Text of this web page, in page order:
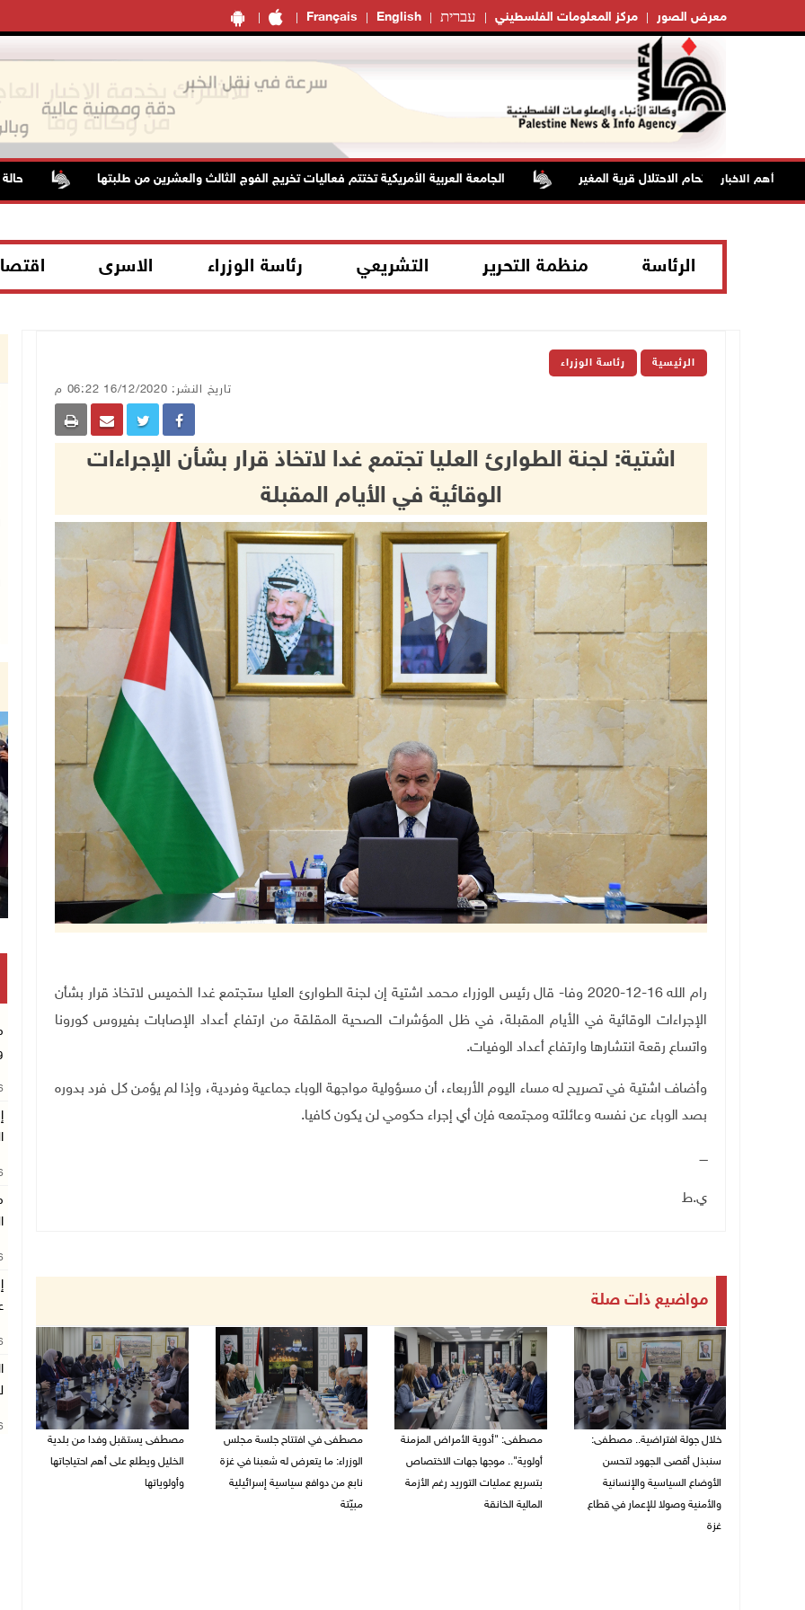
Français English עברית مركز المعلومات الفلسطيني معرض الصور
أهم الاخبار
خلال اقتحام الاحتلال قرية المغير الجامعة العربية الأمريكية تختتم فعاليات تخريج الفوج الثالث والعشرين من طلبتها حالة
الرئاسة منظمة التحرير التشريعي رئاسة الوزراء الاسرى
الرئيسية رئاسة الوزراء
تاريخ النشر: 16/12/2020 06:22 م
اشتية: لجنة الطوارئ العليا تجتمع غدا لاتخاذ قرار بشأن الإجراءات
الوقائية في الأيام المقبلة
رام الله 16-12-2020 وفا- قال رئيس الوزراء محمد اشتية إن لجنة الطوارئ العليا ستجتمع غدا الخميس لاتخاذ قرار بشأن
الإجراءات الوقائية في الأيام المقبلة، في ظل المؤشرات الصحية المقلقة من ارتفاع أعداد الإصابات بفيروس كورونا
واتساع رقعة انتشارها وارتفاع أعداد الوفيات.
وأضاف اشتية في تصريح له مساء اليوم الأربعاء، أن مسؤولية مواجهة الوباء جماعية وفردية، وإذا لم يؤمن كل فرد بدوره
بصد الوباء عن نفسه وعائلته ومجتمعه فإن أي إجراء حكومي لن يكون كافيا.
ــــ
ي.ط
مواضيع ذات صلة
خلال جولة افتراضية.. مصطفى:
سنبذل أقصى الجهود لتحسن
الأوضاع السياسية والإنسانية
والأمنية وصولا للإعمار في قطاع
غزة
مصطفى: "أدوية الأمراض المزمنة
أولوية".. موجها جهات الاختصاص
بتسريع عمليات التوريد رغم الأزمة
المالية الخانقة
مصطفى في افتتاح جلسة مجلس
الوزراء: ما يتعرض له شعبنا في غزة
نابع من دوافع سياسية إسرائيلية
مبيّتة
مصطفى يستقبل وفدا من بلدية
الخليل ويطلع على أهم احتياجاتها
وأولوياتها